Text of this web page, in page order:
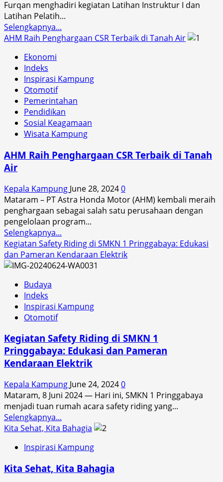
2
Lombok.
Furqan menghadiri kegiatan Latihan Instruktur I dan
Latihan Pelatih...
Selengkapnya...
more
Gubernur,
Dikbud
NTB
Hadiri
Latihan
l
l
di
Aula
Balai
Guru
Penggerak
Jempong
Mataram
AHM Raih Penghargaan CSR Terbaik di Tanah Air
Ekonomi
Indeks
Inspirasi Kampung
Otomotif
Pemerintahan
Pendidikan
Sosial Keagamaan
Wisata Kampung
AHM Raih Penghargaan CSR Terbaik di Tanah
Air
Kepala Kampung June 28, 20240
Mataram – PT Astra Honda Motor (AHM) kembali meraih
penghargaan sebagai salah satu perusahaan dengan
pengelolaan program...
Selengkapnya...
more
about
AHM
Terbaik
Air
Kegiatan Safety Riding di SMKN 1 Pringgabaya: Edukasi
dan Pameran Kendaraan Elektrik
Budaya
Indeks
Inspirasi Kampung
Otomotif
Kegiatan Safety Riding di SMKN 1
Pringgabaya: Edukasi dan Pameran
Kendaraan Elektrik
Kepala Kampung June 24, 20240
Mataram, 8 Juni 2024 — Hari ini, SMKN 1 Pringgabaya
menjadi tuan rumah acara safety riding yang...
Selengkapnya...
more
Kegiatan
Riding
Kita Sehat, Kita Bahagia
Inspirasi Kampung
Kita Sehat, Kita Bahagia